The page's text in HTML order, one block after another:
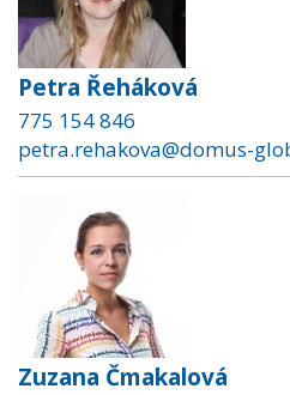
Petra Řeháková
775 154 846
petra.rehakova@domus-
Zuzana Čmakalová